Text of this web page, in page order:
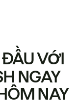
ĐẦU VỚI
NGAY
NAY